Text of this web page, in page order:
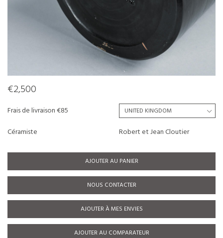
€2,500
Frais de livraison €85
Céramiste
Robert et Jean Cloutier
AJOUTER AU PANIER
NOUS CONTACTER
AJOUTER À MES ENVIES
AJOUTER AU COMPARATEUR